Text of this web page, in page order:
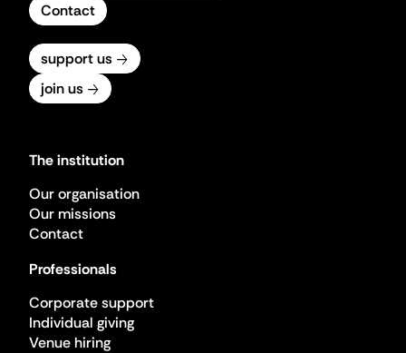
Contact
support us
join us
The institution
Our organisation
Our missions
Contact
Professionals
Corporate support
Individual giving
Venue hiring